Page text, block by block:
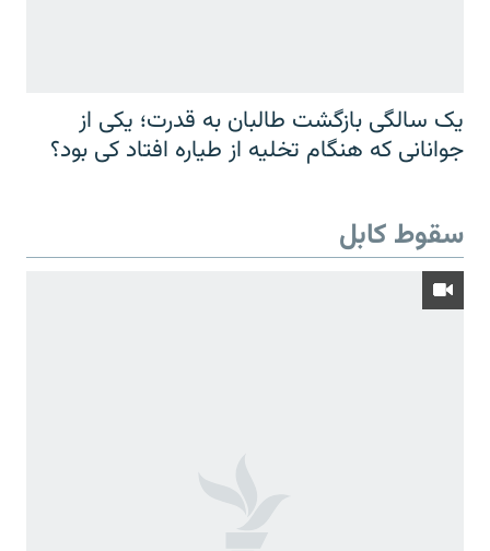
یک سالگی بازگشت طالبان به قدرت؛ یکی از
جوانانی که هنگام تخلیه از طیاره افتاد کی بود؟
سقوط کابل